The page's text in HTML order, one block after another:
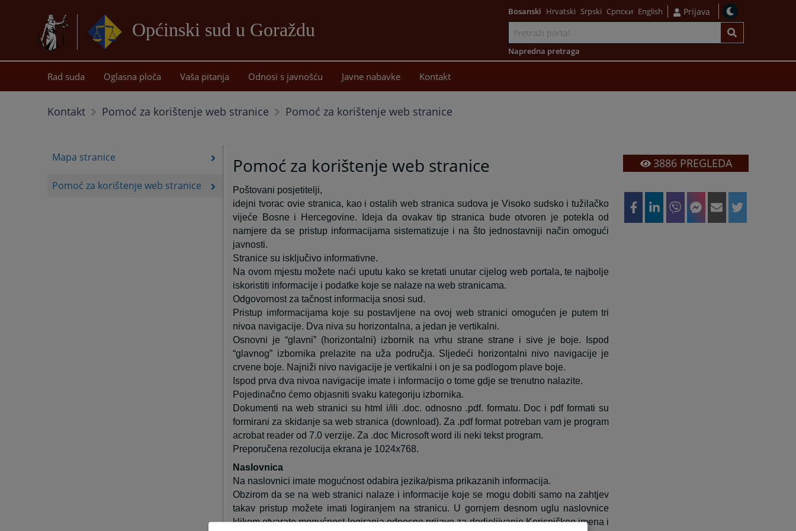
Općinski sud u Goraždu
sadržaj
Bosanski Hrvatski Srpski Српски English Prijava
Napredna pretraga
Rad suda Oglasna ploča Vaša pitanja Odnosi s javnošću Javne nabavke Kontakt
Kontakt Pomoć za korištenje web stranice Pomoć za korištenje web stranice
Mapa stranice
Pomoć za korištenje web stranice
Pomoć za korištenje web stranice
Poštovani posjetitelji,
idejni tvorac ovie stranica, kao i ostalih web stranica sudova je Visoko sudsko i tužilačko
vijeće Bosne i Hercegovine. Ideja da ovakav tip stranica bude otvoren je potekla od
namjere da se pristup informacijama sistematizuje i na što jednostavniji način omogući
javnosti.
Stranice su isključivo informativne.
Na ovom mjestu možete naći uputu kako se kretati unutar cijelog web portala, te najbolje
iskoristiti informacije i podatke koje se nalaze na web stranicama.
Odgovornost za tačnost informacija snosi sud.
Pristup imformacijama koje su postavljene na ovoj web stranici omogućen je putem tri
nivoa navigacije. Dva niva su horizontalna, a jedan je vertikalni.
Osnovni je “glavni” (horizontalni) izbornik na vrhu strane strane i sive je boje. Ispod
“glavnog” izbornika prelazite na uža područja. Sljedeći horizontalni nivo navigacije je
crvene boje. Najniži nivo navigacije je vertikalni i on je sa podlogom plave boje.
Ispod prva dva nivoa navigacije imate i informacijo o tome gdje se trenutno nalazite.
Pojedinačno ćemo objasniti svaku kategoriju izbornika.
Dokumenti na web stranici su html i/ili .doc. odnosno .pdf. formatu. Doc i pdf formati su
formirani za skidanje sa web stranica (download). Za .pdf format potreban vam je program
acrobat reader od 7.0 verzije. Za .doc Microsoft word ili neki tekst program.
Preporučena rezolucija ekrana je 1024x768.
Naslovnica
Na naslovnici imate mogućnost odabira jezika/pisma prikazanih informacija.
Obzirom da se na web stranici nalaze i informacije koje se mogu dobiti samo na zahtjev
takav pristup možete imati logiranjem na stranicu. U gornjem desnom uglu naslovnice
klikom otvarate mogućnost logiranja odnosno prijave za dodjeljivanje Korisničkog imena i
3886PREGLEDA